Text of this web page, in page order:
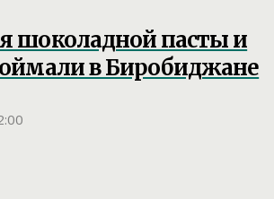
шоколадной пасты и
в Биробиджане